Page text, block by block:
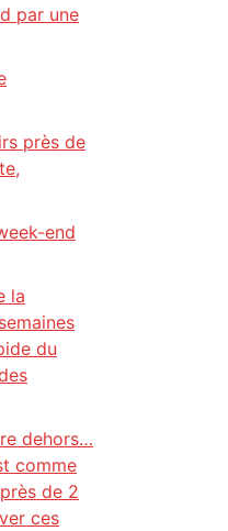
par une
près de
end
la
du
dehors…
comme
de 2
ces